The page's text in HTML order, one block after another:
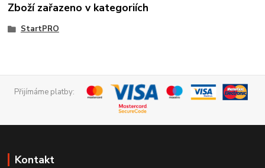
Zboží zařazeno v kategoriích
StartPRO
Přijímáme platby:
Kontakt